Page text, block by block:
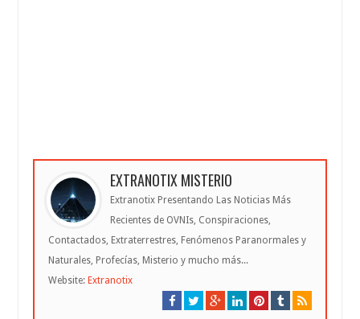
EXTRANOTIX MISTERIO
Extranotix Presentando Las Noticias Más
Recientes de OVNIs, Conspiraciones,
Contactados, Extraterrestres, Fenómenos Paranormales y
Naturales, Profecías, Misterio y mucho más...
Website: Extranotix